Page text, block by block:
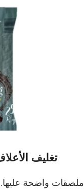
تغليف
ملصقات واضحة عليها.